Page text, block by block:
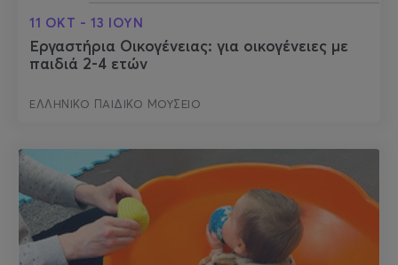
11 ΟΚΤ - 13 ΙΟΥΝ
Εργαστήρια Οικογένειας: για οικογένειες με
παιδιά 2-4 ετών
ΕΛΛΗΝΙΚΟ ΠΑΙΔΙΚΟ ΜΟΥΣΕΙΟ